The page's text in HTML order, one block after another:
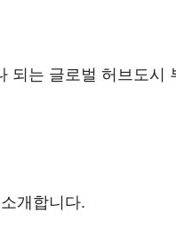
되는 글로벌 허브도시
개합니다.